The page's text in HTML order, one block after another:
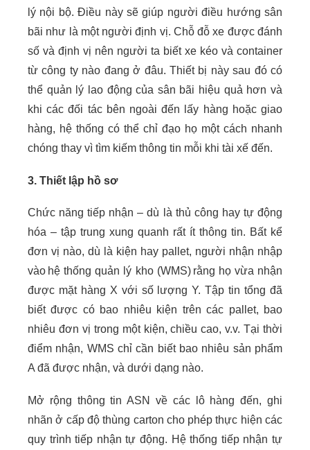
lý nội bộ. Điều này sẽ giúp người điều hướng sân
bãi như là một người định vị. Chỗ đỗ xe được đánh
số và định vị nên người ta biết xe kéo và container
từ công ty nào đang ở đâu. Thiết bị này sau đó có
thể quản lý lao động của sân bãi hiệu quả hơn và
khi các đối tác bên ngoài đến lấy hàng hoặc giao
hàng, hệ thống có thể chỉ đạo họ một cách nhanh
chóng thay vì tìm kiếm thông tin mỗi khi tài xế đến.
3. Thiết lập hồ sơ
Chức năng tiếp nhận – dù là thủ công hay tự động
hóa – tập trung xung quanh rất ít thông tin. Bất kể
đơn vị nào, dù là kiện hay pallet, người nhận nhập
vào hệ thống quản lý kho (WMS) rằng họ vừa nhận
được mặt hàng X với số lượng Y. Tập tin tổng đã
biết được có bao nhiêu kiện trên các pallet, bao
nhiêu đơn vị trong một kiện, chiều cao, v.v. Tại thời
điểm nhận, WMS chỉ cần biết bao nhiêu sản phẩm
A đã được nhận, và dưới dạng nào.
Mở rộng thông tin ASN về các lô hàng đến, ghi
nhãn ở cấp độ thùng carton cho phép thực hiện các
quy trình tiếp nhận tự động. Hệ thống tiếp nhận tự